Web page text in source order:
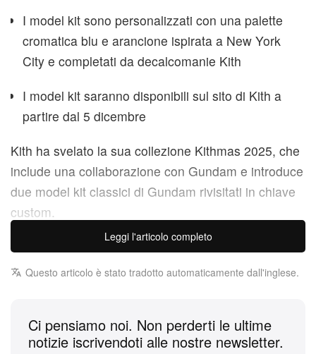
I model kit sono personalizzati con una palette
cromatica blu e arancione ispirata a New York
City e completati da decalcomanie Kith
I model kit saranno disponibili sul sito di Kith a
partire dal 5 dicembre
Kith ha svelato la sua collezione Kithmas 2025, che
include una collaborazione con Gundam e introduce
due model kit classici di Gundam rivisitati in chiave
custom.
Questi due model kit in edizione speciale si basano
sul “MG 1/100 RX-78-2” tratto dall’originaleMobile
(1995). Entrambe le unità presentano una palette
cromatica ispirata a New York City, con vibranti
Leggi l'articolo completo
Questo articolo è stato tradotto automaticamente dall'inglese.
Ci pensiamo noi. Non perderti le ultime
notizie iscrivendoti alle nostre newsletter.